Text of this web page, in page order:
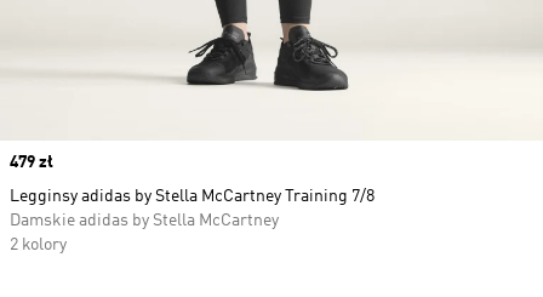
Price
479 zł
Legginsy adidas by Stella McCartney Training 7/8
Damskie adidas by Stella McCartney
2 kolory